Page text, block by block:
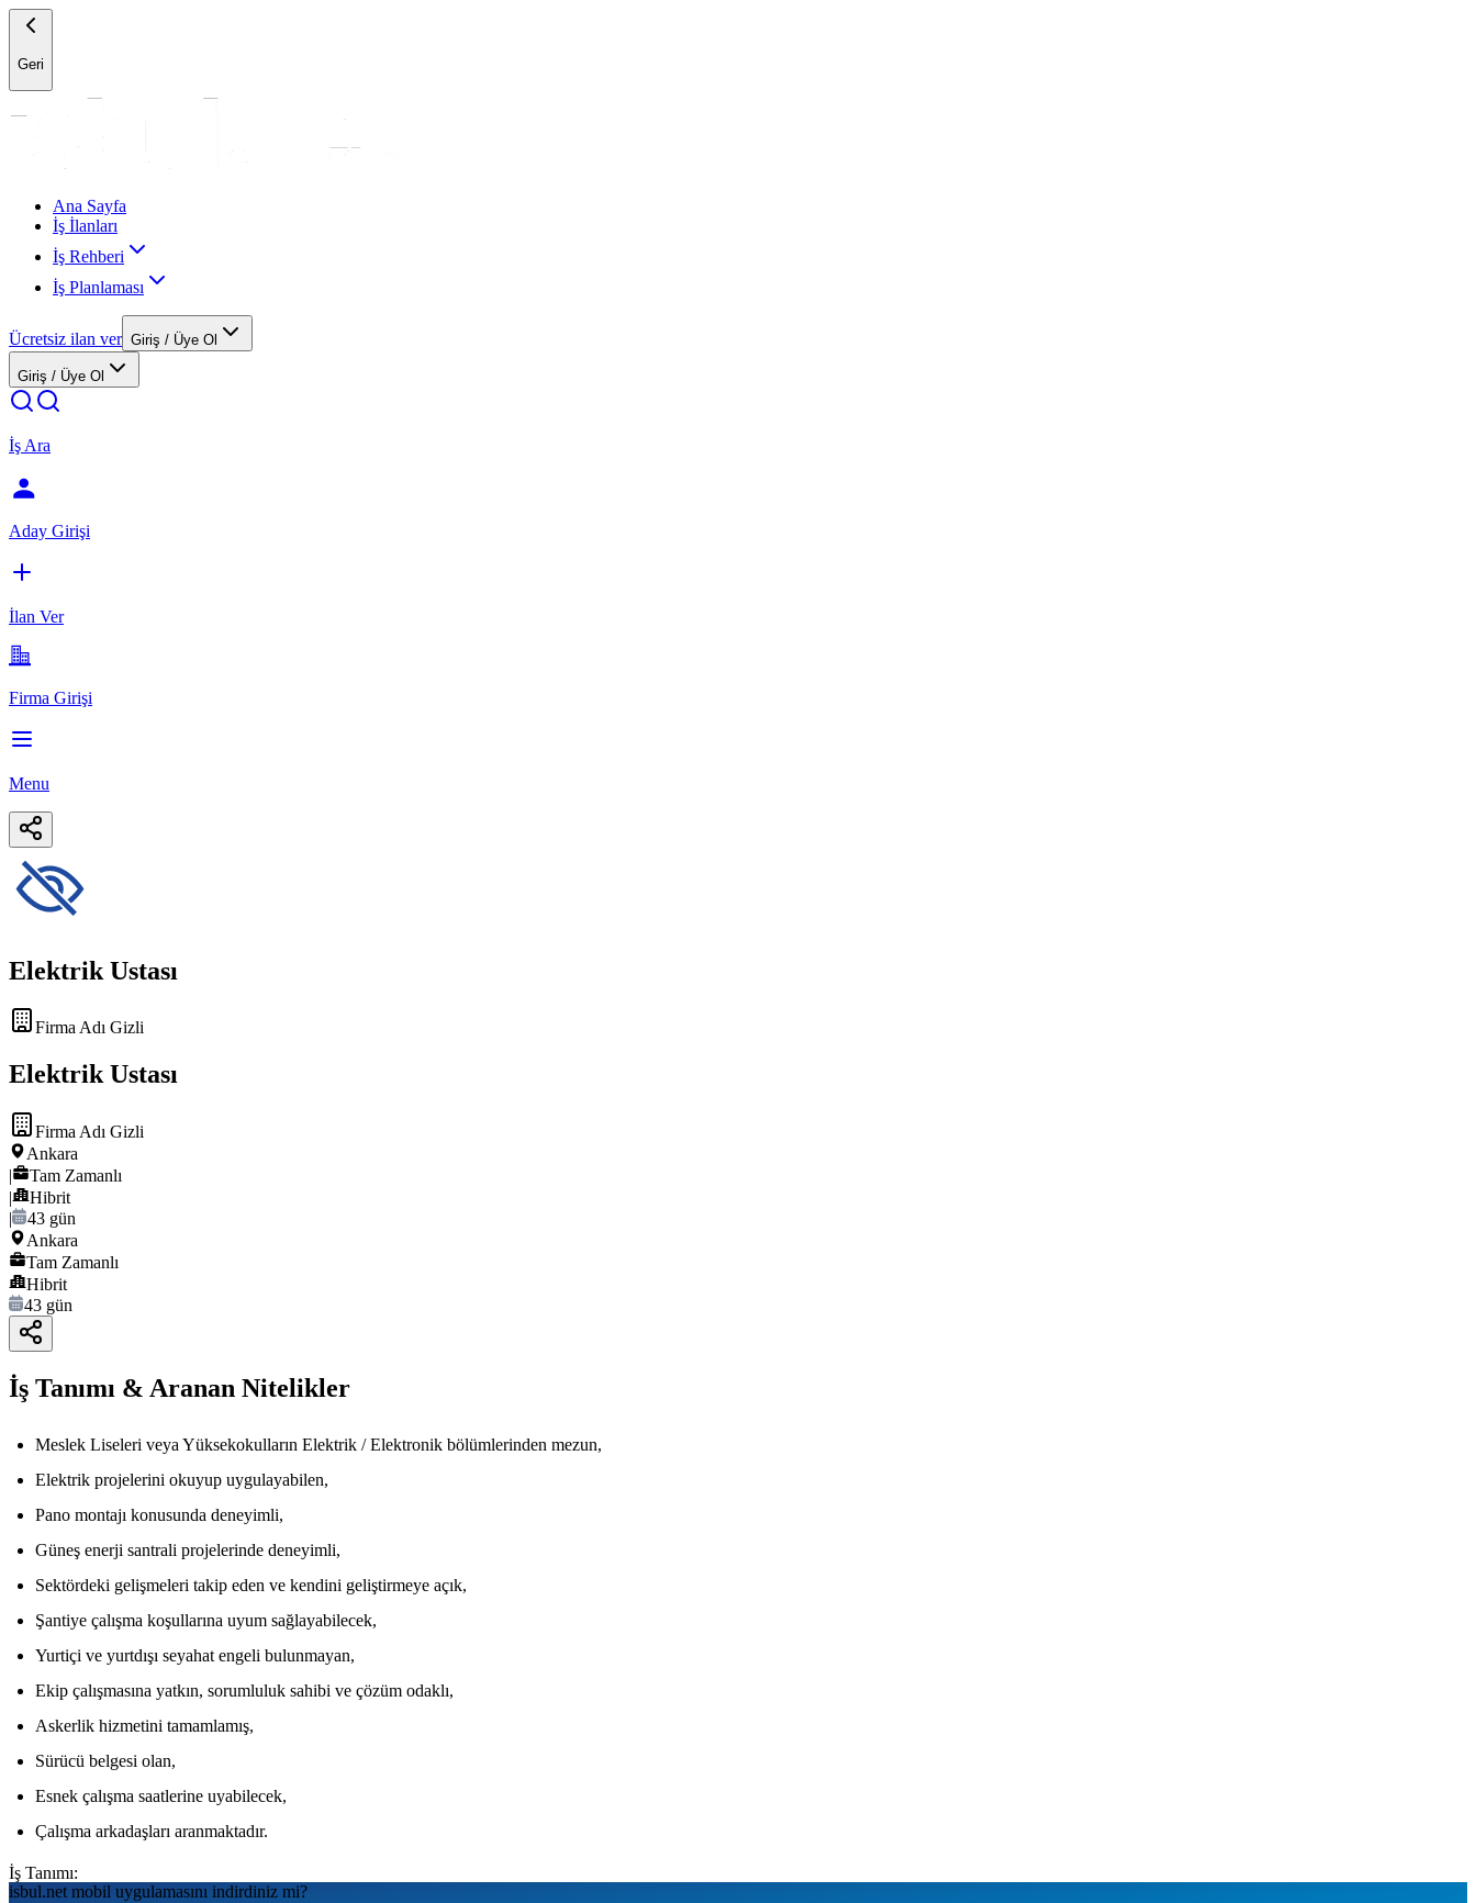
Geri
Ana Sayfa
İş İlanları
İş Rehberi
İş Planlaması
Ücretsiz ilan ver Giriş / Üye Ol
Giriş / Üye Ol
İş Ara
Aday Girişi
İlan Ver
Firma Girişi
Menu
Elektrik Ustası
Firma Adı Gizli
Elektrik Ustası
Firma Adı Gizli
Ankara
|
Tam Zamanlı
|
Hibrit
|
43 gün
Ankara
Tam Zamanlı
Hibrit
43 gün
İş Tanımı & Aranan Nitelikler
Meslek Liseleri veya Yüksekokulların Elektrik / Elektronik bölümlerinden mezun,
Elektrik projelerini okuyup uygulayabilen,
Pano montajı konusunda deneyimli,
Güneş enerji santrali projelerinde deneyimli,
Sektördeki gelişmeleri takip eden ve kendini geliştirmeye açık,
Şantiye çalışma koşullarına uyum sağlayabilecek,
Yurtiçi ve yurtdışı seyahat engeli bulunmayan,
Ekip çalışmasına yatkın, sorumluluk sahibi ve çözüm odaklı,
Askerlik hizmetini tamamlamış,
Sürücü belgesi olan,
Esnek çalışma saatlerine uyabilecek,
Çalışma arkadaşları aranmaktadır.
İş Tanımı:
isbul.net mobil uygulamаsını indirdiniz mi?